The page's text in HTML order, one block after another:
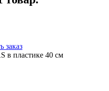
заказ
в пластике 40 см